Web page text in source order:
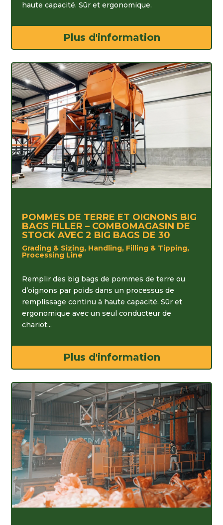
haute capacité. Sûr et ergonomique.
Plus d'information
POMMES DE TERRE ET OIGNONS BIG
BAGS FILLER – COMBOMAGASIN DE
STOCK AVEC 2 BIG BAGS DE 30
Grading & Sizing, Handling, Filling & Tipping,
Processing Line
Remplir des big bags de pommes de terre ou
d’oignons par poids dans un processus de
remplissage continu à haute capacité. Sûr et
ergonomique avec un seul conducteur de
chariot...
Plus d'information